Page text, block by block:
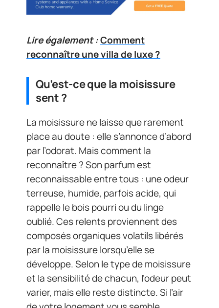
Lire également :Comment
reconnaître une villa de luxe ?
Qu’est-ce que la moisissure
sent ?
La moisissure ne laisse que rarement
place au doute : elle s’annonce d’abord
par l’odorat. Mais comment la
reconnaître ? Son parfum est
reconnaissable entre tous : une odeur
terreuse, humide, parfois acide, qui
rappelle le bois pourri ou du linge
oublié. Ces relents proviennent des
composés organiques volatils libérés
par la moisissure lorsqu’elle se
développe. Selon le type de moisissure
et la sensibilité de chacun, l’odeur peut
varier, mais elle reste distincte. Si l’air